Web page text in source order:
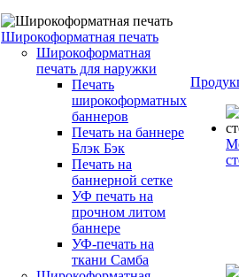
Широкоформатная печать
Широкоформатная
печать для наружки
Печать
широкоформатных
баннеров
Печать на баннере
Блэк Бэк
Печать на
баннерной сетке
УФ печать на
прочном литом
баннере
УФ-печать на
ткани Самба